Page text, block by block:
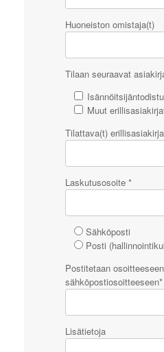
Huoneiston omistaja(t)
Tilaan seuraavat
Muut
Tilattava(t)
Laskutusosoite *
Sähköposti
Posti
Postitetaan
sähköpostiosoitteeseen*
Lisätietoja